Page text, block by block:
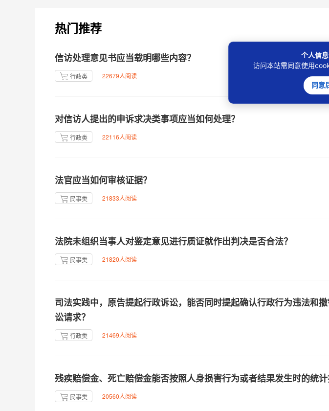
热门推荐
信访处理意见书应当载明哪些内容？
行政类 22679人阅读
对信访人提出的申诉求决类事项应当如何处理？
行政类 22116人阅读
法官应当如何审核证据？
民事类 21833人阅读
法院未组织当事人对鉴定意见进行质证就作出判决是否合法？
民事类 21820人阅读
司法实践中，原告提起行政诉讼，能否同时提起确认行政行为违法和
讼请求？
行政类 21469人阅读
残疾赔偿金、死亡赔偿金能否按照人身损害行为或者结果发生时的统计
民事类 20560人阅读
个人信
访问本站需同意使用
同意